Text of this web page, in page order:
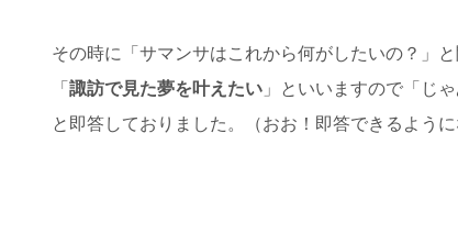
その時に「サマンサはこれから何がしたいの？」と
「 諏訪で見た夢を叶えたい 」といいますので「じ
と即答しておりました。（おお！即答できるよう